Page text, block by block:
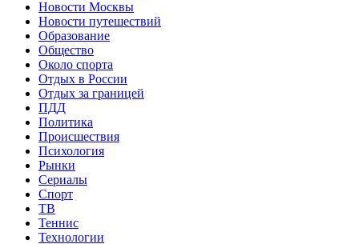
Новости Москвы
Новости путешествий
Образование
Общество
Около спорта
Отдых в России
Отдых за границей
ПДД
Политика
Происшествия
Психология
Рынки
Сериалы
Спорт
ТВ
Теннис
Технологии